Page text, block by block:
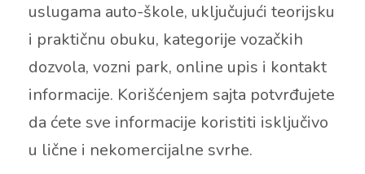
uslugama auto-škole, uključujući teorijsku
i praktičnu obuku, kategorije vozačkih
dozvola, vozni park, online upis i kontakt
informacije. Korišćenjem sajta potvrđujete
da ćete sve informacije koristiti isključivo
u lične i nekomercijalne svrhe.